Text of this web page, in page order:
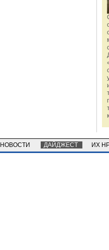
НОВОСТИ ДАЙДЖЕСТ ИХ